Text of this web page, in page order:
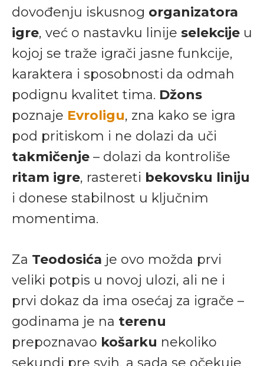
dovođenju iskusnog organizatora
igre, već o nastavku linije selekcije u
kojoj se traže igrači jasne funkcije,
karaktera i sposobnosti da odmah
podignu kvalitet tima. Džons
poznaje Evroligu, zna kako se igra
pod pritiskom i ne dolazi da uči
takmičenje – dolazi da kontroliše
ritam igre, rastereti bekovsku liniju
i donese stabilnost u ključnim
momentima.
Za Teodosića je ovo možda prvi
veliki potpis u novoj ulozi, ali ne i
prvi dokaz da ima osećaj za igrače –
godinama je na terenu
prepoznavao košarku nekoliko
sekundi pre svih, a sada se očekuje